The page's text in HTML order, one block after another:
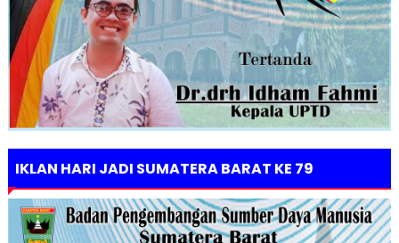
IKLAN HARI JADI SUMATERA BARAT KE 79